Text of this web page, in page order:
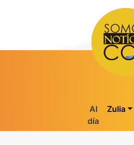
Al
día
Zulia